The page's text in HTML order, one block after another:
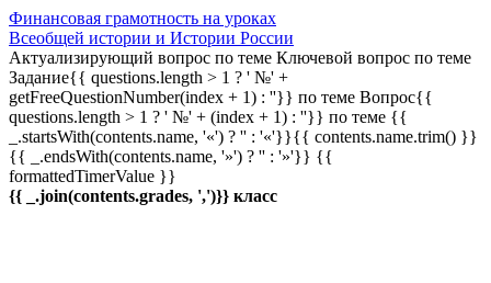
Финансовая грамотность на уроках
Всеобщей истории и Истории России
Актуализирующий вопрос по теме Ключевой вопрос по теме
Задание{{ questions.length > 1 ? ' №' +
getFreeQuestionNumber(index + 1) : ''}} по теме Вопрос{{
questions.length > 1 ? ' №' + (index + 1) : ''}} по теме {{
_.startsWith(contents.name, '«') ? '' : '«'}}{{ contents.name.trim() }}
{{ _.endsWith(contents.name, '»') ? '' : '»'}} {{
formattedTimerValue }}
{{ _.join(contents.grades, ',')}} класс